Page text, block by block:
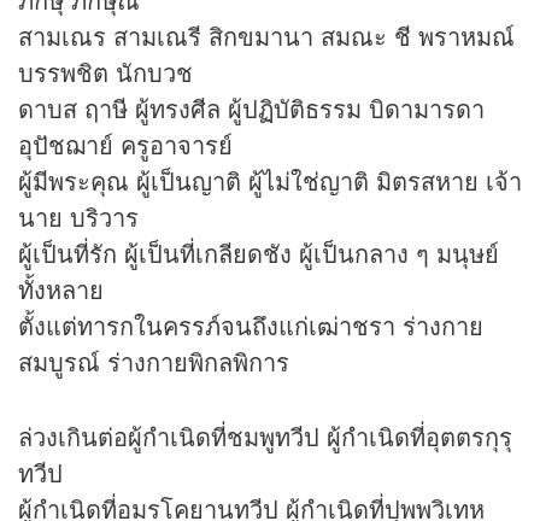
สามเณร สามเณรี สิกขมานา สมณะ ชี พราหมณ์
บรรพชิต นักบวช
ดาบส ฤาษี ผู้ทรงศีล ผู้ปฏิบัติธรรม บิดามารดา
อุปัชฌาย์ ครูอาจารย์
ผู้มีพระคุณ ผู้เป็นญาติ ผู้ไม่ใช่ญาติ มิตรสหาย เจ้า
นาย บริวาร
ผู้เป็นที่รัก ผู้เป็นที่เกลียดชัง ผู้เป็นกลาง ๆ มนุษย์
ทั้งหลาย
ตั้งแต่ทารกในครรภ์จนถึงแก่เฒ่าชรา ร่างกาย
สมบูรณ์ ร่างกายพิกลพิการ
ล่วงเกินต่อผู้กำเนิดที่ชมพูทวีป ผู้กำเนิดที่อุตตรกุรุ
ทวีป
ผู้กำเนิดที่อมรโคยานทวีป ผู้กำเนิดที่ปุพพวิเทห